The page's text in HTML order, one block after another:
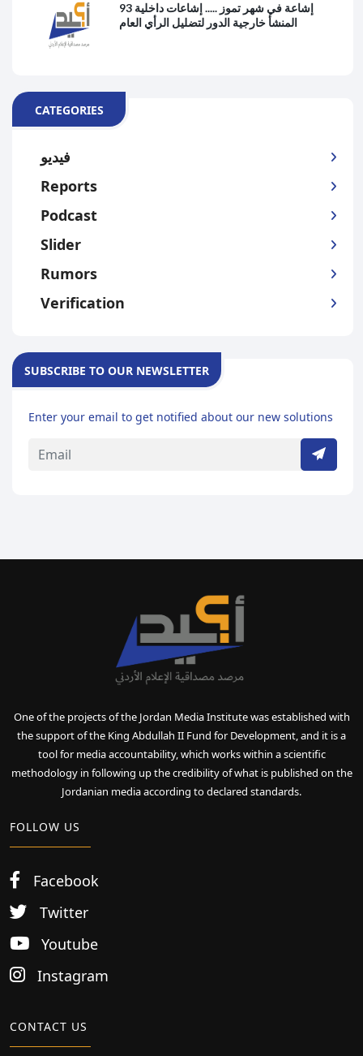
93 إشاعة في شهر تموز ..... إشاعات داخلية
المنشأ خارجية الدور لتضليل الرأي العام
CATEGORIES
فيديو
Reports
Podcast
Slider
Rumors
Verification
SUBSCRIBE TO OUR NEWSLETTER
Enter your email to get notified about our new solutions
One of the projects of the Jordan Media Institute was established with
the support of the King Abdullah II Fund for Development, and it is a
tool for media accountability, which works within a scientific
methodology in following up the credibility of what is published on the
Jordanian media according to declared standards.
FOLLOW US
Facebook
Twitter
Youtube
Instagram
CONTACT US